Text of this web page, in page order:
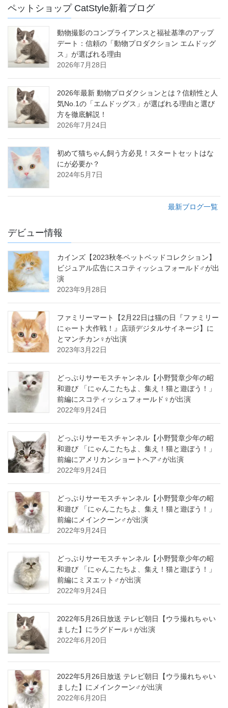
ペットショップ CatStyle新着ブログ
動物撮影のコンプライアンスと福祉基準のアップ
デート：信頼の「動物プロダクション エムドッグ
ス」が選ばれる理由
2026年7月28日
2026年最新 動物プロダクションとは？信頼性と人
気No.1の「エムドッグス」が選ばれる理由と選び
方を徹底解説！
2026年7月24日
初めて猫ちゃん飼う方必見！スタートセットはな
にが必要か？
2024年5月7日
最新ブログ一覧
デビュー情報
カインズ【2023秋冬ペットベッドコレクション】
ビジュアル広告にスコティッシュフォールド♂が出
演
2023年9月28日
ファミリーマート【2月22日は猫の日『ファミリー
にゃート大作戦！』店頭デジタルサイネージ】に
とマンチカン♀が出演
2023年3月22日
どっぷりサーモスチャンネル【小野賢章少年の昭
和遊び 「にゃんこたちよ、集え！猫と遊ぼう！」
前編にスコティッシュフォールド♀が出演
2022年9月24日
どっぷりサーモスチャンネル【小野賢章少年の昭
和遊び 「にゃんこたちよ、集え！猫と遊ぼう！」
前編にアメリカンショートヘア♂が出演
2022年9月24日
どっぷりサーモスチャンネル【小野賢章少年の昭
和遊び 「にゃんこたちよ、集え！猫と遊ぼう！」
前編にメインクーン♂が出演
2022年9月24日
どっぷりサーモスチャンネル【小野賢章少年の昭
和遊び 「にゃんこたちよ、集え！猫と遊ぼう！」
前編にミヌエット♂が出演
2022年9月24日
2022年5月26日放送 テレビ朝日【ウラ撮れちゃい
ました】にラグドール♀が出演
2022年6月20日
2022年5月26日放送 テレビ朝日【ウラ撮れちゃい
ました】にメインクーン♂が出演
2022年6月20日